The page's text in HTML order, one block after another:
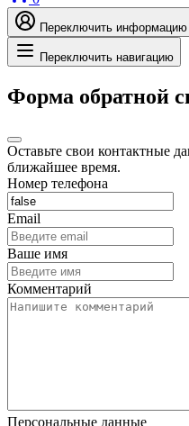
Переключить информацию
Переключить навигацию
Форма обратной
Оставьте свои контактные
ближайшее время.
Номер телефона
Email
Ваше имя
Комментарий
Персональные данные